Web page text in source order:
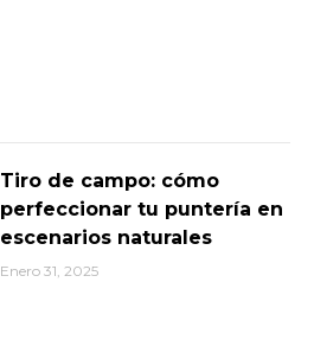
Tiro de campo: cómo
perfeccionar tu puntería en
escenarios naturales
Enero 31, 2025